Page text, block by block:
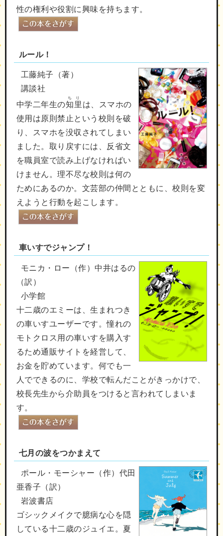
性の権利や役割に興味を持ちます。
ルール！
工藤純子（著）
講談社
中学二年生の知里
ちり
は、スマホの
使用は原則禁止という校則を破
り、スマホを没収されてしまい
ました。取り戻すには、反省文
を職員室で読み上げなければい
けません。理不尽な校則は何の
ためにあるのか。文芸部の仲間とともに、校則を変
えようと行動を起こします。
車いすでジャンプ！
モニカ・ロー（作）中井はるの
（訳）
小学館
十二歳のエミーは、生まれつき
の車いすユーザーです。憧れの
モトクロス用の車いすを購入す
るため通販サイトを経営して、
お金を貯めています。何でも一
人でできるのに、学校で転んだことがきっかけで、
校長先生から介助員をつけると言われてしまいま
す。
七月の波をつかまえて
ポール・モーシャー（作）代田
亜香子（訳）
岩波書店
ゴシックメイクで臆病な心を隠
している十二歳のジュイエ。夏